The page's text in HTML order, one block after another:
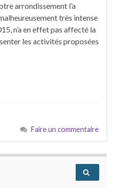
arrondissement l’a
très intense
n’a en effet pas affecté la
les activités proposées
Faire un commentaire